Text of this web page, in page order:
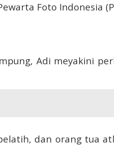
Foto Indonesia
Adi meyakini
dan orang tua